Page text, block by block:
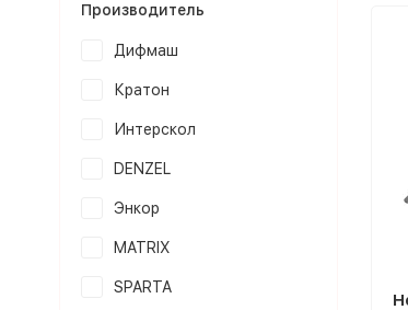
Производитель
Дифмаш
Кратон
Интерскол
DENZEL
Энкор
MATRIX
SPARTA